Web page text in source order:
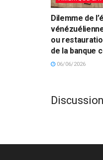
Dilemme de
ou
de la banque
06/06/2026